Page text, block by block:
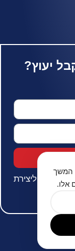
יעוץ?
ומסכים/ה ליצירת
המשך
אלו.